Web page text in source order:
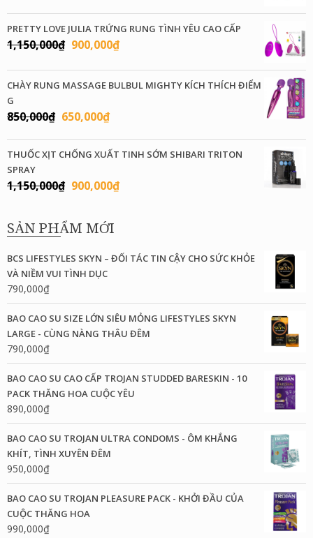
là:
1,100,000₫.
tại
là:
850,000₫.
PRETTY LOVE JULIA TRỨNG RUNG TÌNH YÊU CAO CẤP
1,150,000₫ Giá
là:
1,150,000₫.
900,000₫Giá
tại
là:
CHÀY RUNG MASSAGE BULBUL MIGHTY KÍCH THÍCH ĐIỂM
G
850,000₫ Giá
850,000₫.
650,000₫Giá
là:
THUỐC XỊT CHỐNG XUẤT TINH SỚM SHIBARI TRITON
SPRAY
1,150,000₫ Giá
1,150,000₫.
900,000₫Giá
SẢN PHẨM MỚI
BCS LIFESTYLES SKYN – ĐỐI TÁC TIN CẬY CHO SỨC KHỎE
VÀ NIỀM VUI TÌNH DỤC
790,000₫
BAO CAO SU SIZE LỚN SIÊU MỎNG LIFESTYLES SKYN
LARGE - CÙNG NÀNG THÂU ĐÊM
790,000₫
BAO CAO SU CAO CẤP TROJAN STUDDED BARESKIN - 10
PACK THĂNG HOA CUỘC YÊU
890,000₫
BAO CAO SU TROJAN ULTRA CONDOMS - ÔM KHẮNG
KHÍT, TÌNH XUYÊN ĐÊM
950,000₫
BAO CAO SU TROJAN PLEASURE PACK - KHỞI ĐẦU CỦA
CUỘC THĂNG HOA
990,000₫